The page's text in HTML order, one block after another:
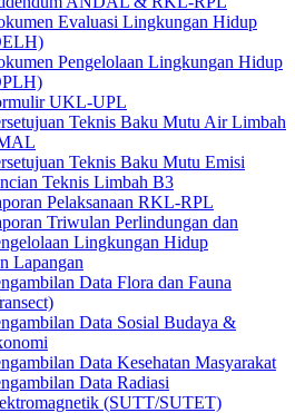
Evaluasi Lingkungan Hidup
Pengelolaan Lingkungan Hidup
UKL-UPL
Teknis Baku Mutu Air Limbah
Teknis Baku Mutu Emisi
Teknis Limbah B3
Pelaksanaan RKL-RPL
Triwulan Perlindungan dan
Lingkungan Hidup
Lapangan
Data Flora dan Fauna
Data Sosial Budaya &
Data Kesehatan Masyarakat
Data Radiasi
(SUTT/SUTET)